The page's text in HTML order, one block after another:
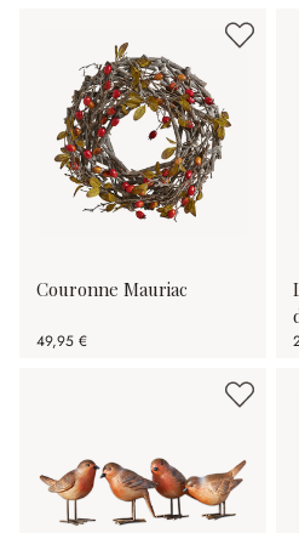
Couronne Mauriac
49,95 €